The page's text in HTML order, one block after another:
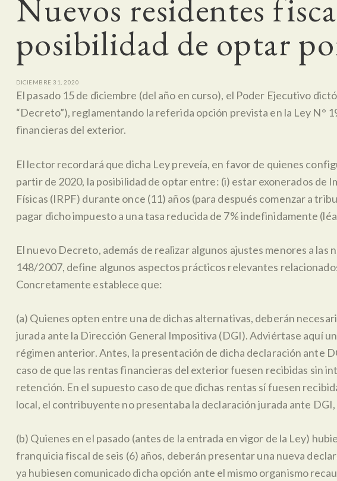
Nuevos residentes
posibilidad de optar
DICIEMBRE 31, 2020
El pasado 15 de diciembre (del año en curso), el Poder Ejecutivo
“Decreto”), reglamentando la referida opción prevista en la Ley N°
financieras del exterior.
El lector recordará que dicha Ley preveía, en favor de quienes
partir de 2020, la posibilidad de optar entre: (i) estar exonerados de
Físicas (IRPF) durante once (11) años (para después comenzar a
pagar dicho impuesto a una tasa reducida de 7% indefinidamente
El nuevo Decreto, además de realizar algunos ajustes menores a las
148/2007, define algunos aspectos prácticos relevantes
Concretamente establece que:
(a) Quienes opten entre una de dichas alternativas, deberán
jurada ante la Dirección General Impositiva (DGI). Adviértase aquí
régimen anterior. Antes, la presentación de dicha declaración ante
caso de que las rentas financieras del exterior fuesen recibidas sin
retención. En el supuesto caso de que dichas rentas sí fuesen
local, el contribuyente no presentaba la declaración jurada ante
(b) Quienes en el pasado (antes de la entrada en vigor de la Ley)
franquicia fiscal de seis (6) años, deberán presentar una nueva
ya hubiesen comunicado dicha opción ante el mismo organismo